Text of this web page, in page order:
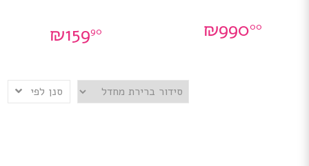
₪99000
₪15990
סנן לפי